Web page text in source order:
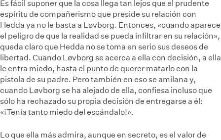
Es fácil suponer que la cosa llega tan lejos que el prudente
espíritu de compañerismo que preside su relación con
Hedda ya no le basta a Løvborg. Entonces, «cuando aparece
el peligro de que la realidad se pueda infiltrar en su relación»,
queda claro que Hedda no se toma en serio sus deseos de
libertad. Cuando Løvborg se acerca a ella con decisión, a ella
le entra miedo, hasta el punto de querer matarlo con la
pistola de su padre. Pero también en eso se amilana y,
cuando Løvborg se ha alejado de ella, confiesa incluso que
sólo ha rechazado su propia decisión de entregarse a él:
«¡Tenía tanto miedo del escándalo!».
Lo que ella más admira, aunque en secreto, es el valor de